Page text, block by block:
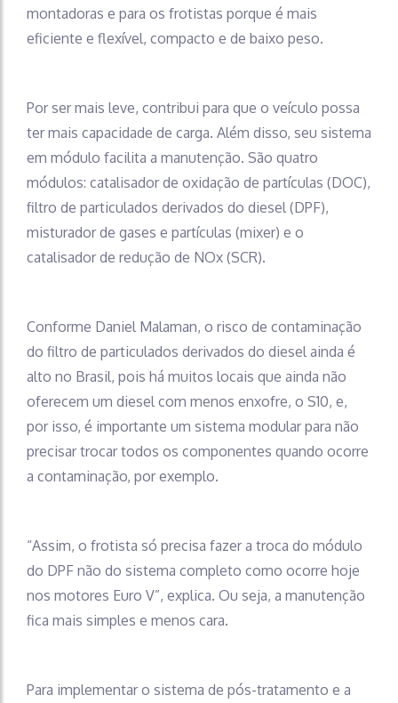
montadoras e para os frotistas porque é mais
eficiente e flexível, compacto e de baixo peso.
Por ser mais leve, contribui para que o veículo possa
ter mais capacidade de carga. Além disso, seu sistema
em módulo facilita a manutenção. São quatro
módulos: catalisador de oxidação de partículas (DOC),
filtro de particulados derivados do diesel (DPF),
misturador de gases e partículas (mixer) e o
catalisador de redução de NOx (SCR).
Conforme Daniel Malaman, o risco de contaminação
do filtro de particulados derivados do diesel ainda é
alto no Brasil, pois há muitos locais que ainda não
oferecem um diesel com menos enxofre, o S10, e,
por isso, é importante um sistema modular para não
precisar trocar todos os componentes quando ocorre
a contaminação, por exemplo.
“Assim, o frotista só precisa fazer a troca do módulo
do DPF não do sistema completo como ocorre hoje
nos motores Euro V”, explica. Ou seja, a manutenção
fica mais simples e menos cara.
Para implementar o sistema de pós-tratamento e a